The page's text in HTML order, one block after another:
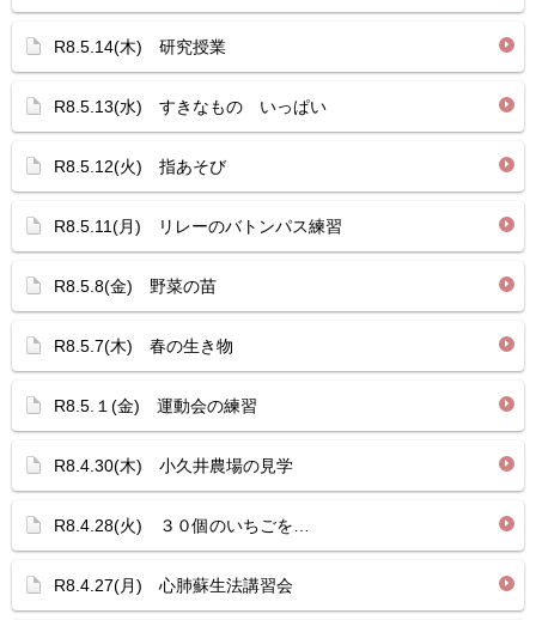
R8.5.14(木) 研究授業
R8.5.13(水) すきなもの いっぱい
R8.5.12(火) 指あそび
R8.5.11(月) リレーのバトンパス練習
R8.5.8(金) 野菜の苗
R8.5.7(木) 春の生き物
R8.5.１(金) 運動会の練習
R8.4.30(木) 小久井農場の見学
R8.4.28(火) ３０個のいちごを…
R8.4.27(月) 心肺蘇生法講習会